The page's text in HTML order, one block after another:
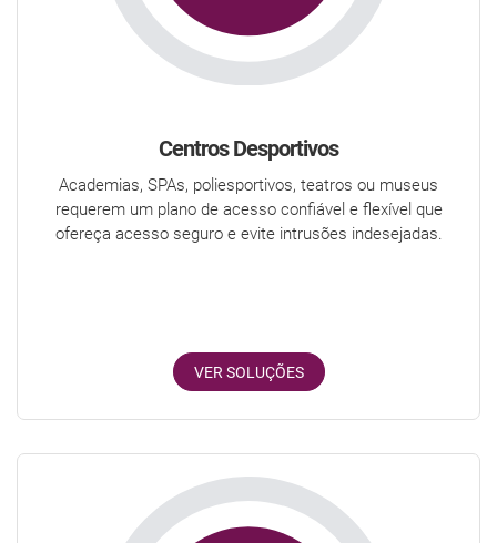
Centros Desportivos
Academias, SPAs, poliesportivos, teatros ou museus
requerem um plano de acesso confiável e flexível que
ofereça acesso seguro e evite intrusões indesejadas.
VER SOLUÇÕES